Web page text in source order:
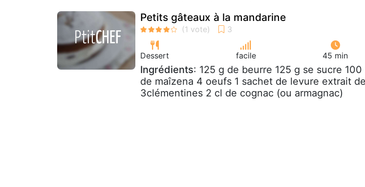
Petits gâteaux à la mandarine
Dessert facile 45 min
Ingrédients: 125 g de beurre 125 g se sucre
de maîzena 4 oeufs 1 sachet de levure extrait
3clémentines 2 cl de cognac (ou armagnac)